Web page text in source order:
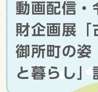
動画配信・
財企画展「
御所町の
と暮らし」